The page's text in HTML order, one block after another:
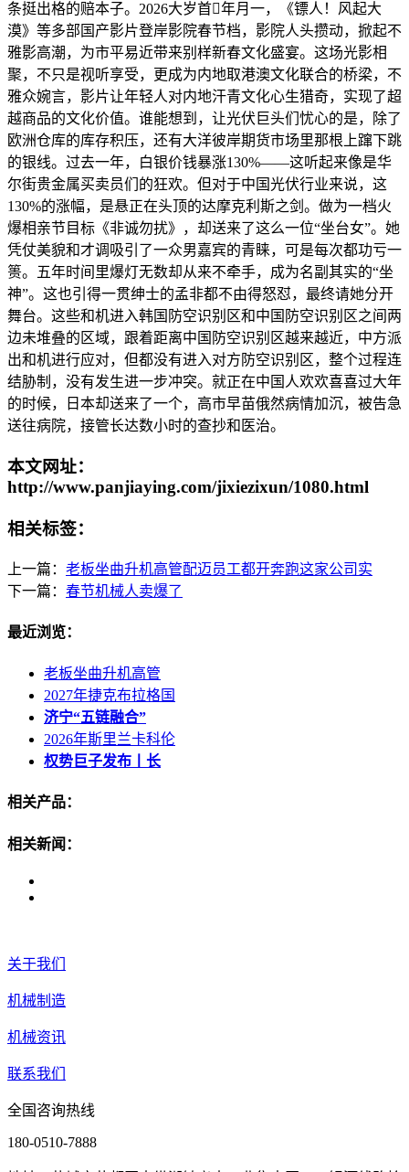
条挺出格的赔本子。2026大岁首年月一，《镖人！风起大
漠》等多部国产影片登岸影院春节档，影院人头攒动，掀起不
雅影高潮，为市平易近带来别样新春文化盛宴。这场光影相
聚，不只是视听享受，更成为内地取港澳文化联合的桥梁，不
雅众婉言，影片让年轻人对内地汗青文化心生猎奇，实现了超
越商品的文化价值。谁能想到，让光伏巨头们忧心的是，除了
欧洲仓库的库存积压，还有大洋彼岸期货市场里那根上蹿下跳
的银线。过去一年，白银价钱暴涨130%——这听起来像是华
尔街贵金属买卖员们的狂欢。但对于中国光伏行业来说，这
130%的涨幅，是悬正在头顶的达摩克利斯之剑。做为一档火
爆相亲节目标《非诚勿扰》，却送来了这么一位“坐台女”。她
凭仗美貌和才调吸引了一众男嘉宾的青睐，可是每次都功亏一
篑。五年时间里爆灯无数却从来不牵手，成为名副其实的“坐
神”。这也引得一贯绅士的孟非都不由得怒怼，最终请她分开
舞台。这些和机进入韩国防空识别区和中国防空识别区之间两
边未堆叠的区域，跟着距离中国防空识别区越来越近，中方派
出和机进行应对，但都没有进入对方防空识别区，整个过程连
结胁制，没有发生进一步冲突。就正在中国人欢欢喜喜过大年
的时候，日本却送来了一个，高市早苗俄然病情加沉，被告急
送往病院，接管长达数小时的查抄和医治。
本文网址：
http://www.panjiaying.com/jixiezixun/1080.html
相关标签：
上一篇： 老板坐曲升机高管配迈员工都开奔跑这家公司实
下一篇： 春节机械人卖爆了
最近浏览：
老板坐曲升机高管
2027年捷克布拉格国
济宁“五链融合”
2026年斯里兰卡科伦
权势巨子发布丨长
相关产品：
相关新闻：
关于我们
机械制造
机械资讯
联系我们
全国咨询热线
180-0510-7888